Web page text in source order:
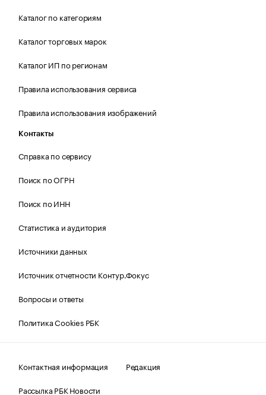
Каталог по категориям
Каталог торговых марок
Каталог ИП по регионам
Правила использования сервиса
Правила использования изображений
Контакты
Справка по сервису
Поиск по ОГРН
Поиск по ИНН
Статистика и аудитория
Источники данных
Источник отчетности Контур.Фокус
Вопросы и ответы
Политика Cookies РБК
Контактная информация
Редакция
Рассылка РБК Новости